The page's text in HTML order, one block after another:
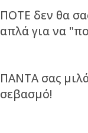
ΠΟΤΕ δεν θα
απλά για να
ΠΑΝΤΑ σας
σεβασμό!